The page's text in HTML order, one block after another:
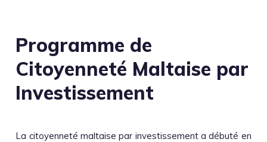
Programme de
Citoyenneté Maltaise par
Investissement
La citoyenneté maltaise par investissement a débuté en